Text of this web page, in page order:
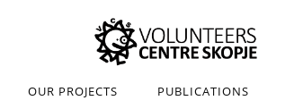
OUR PROJECTS PUBLICATIONS